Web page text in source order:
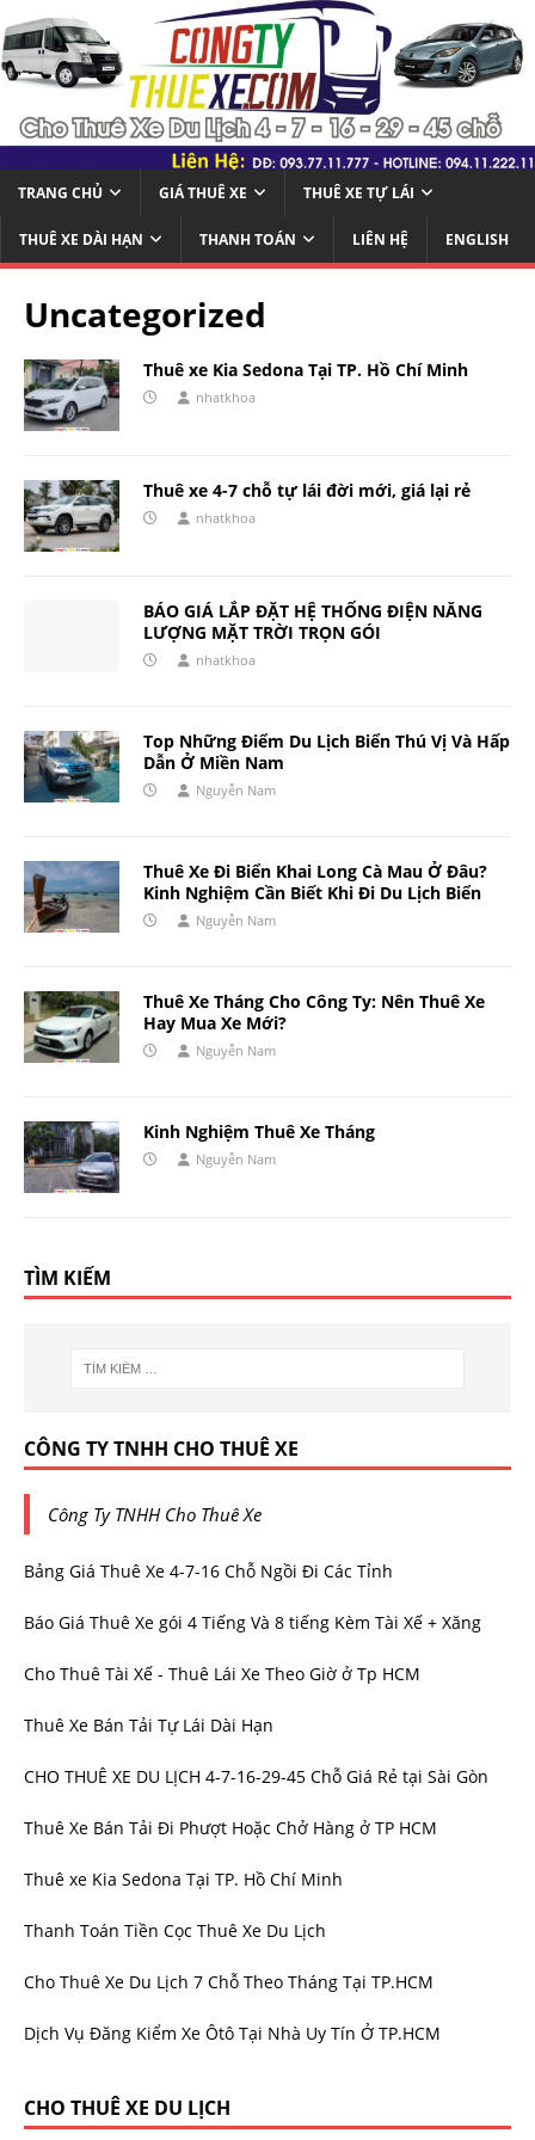
TRANG CHỦ GIÁ THUÊ XE THUÊ XE TỰ LÁI
THUÊ XE DÀI HẠN THANH TOÁN LIÊN HỆ ENGLISH
Uncategorized
Thuê xe Kia Sedona Tại TP. Hồ Chí Minh
nhatkhoa
Thuê xe 4-7 chỗ tự lái đời mới, giá lại rẻ
nhatkhoa
BÁO GIÁ LẮP ĐẶT HỆ THỐNG ĐIỆN NĂNG
LƯỢNG MẶT TRỜI TRỌN GÓI
nhatkhoa
Top Những Điểm Du Lịch Biển Thú Vị Và Hấp
Dẫn Ở Miền Nam
Nguyễn Nam
Thuê Xe Đi Biển Khai Long Cà Mau Ở Đâu?
Kinh Nghiệm Cần Biết Khi Đi Du Lịch Biển
Nguyễn Nam
Thuê Xe Tháng Cho Công Ty: Nên Thuê Xe
Hay Mua Xe Mới?
Nguyễn Nam
Kinh Nghiệm Thuê Xe Tháng
Nguyễn Nam
TÌM KIẾM
CÔNG TY TNHH CHO THUÊ XE
Công Ty TNHH Cho Thuê Xe
Bảng Giá Thuê Xe 4-7-16 Chỗ Ngồi Đi Các Tỉnh
Báo Giá Thuê Xe gói 4 Tiếng Và 8 tiếng Kèm Tài Xế + Xăng
Cho Thuê Tài Xế - Thuê Lái Xe Theo Giờ ở Tp HCM
Thuê Xe Bán Tải Tự Lái Dài Hạn
CHO THUÊ XE DU LỊCH 4-7-16-29-45 Chỗ Giá Rẻ tại Sài Gòn
Thuê Xe Bán Tải Đi Phượt Hoặc Chở Hàng ở TP HCM
Thuê xe Kia Sedona Tại TP. Hồ Chí Minh
Thanh Toán Tiền Cọc Thuê Xe Du Lịch
Cho Thuê Xe Du Lịch 7 Chỗ Theo Tháng Tại TP.HCM
Dịch Vụ Đăng Kiểm Xe Ôtô Tại Nhà Uy Tín Ở TP.HCM
CHO THUÊ XE DU LỊCH